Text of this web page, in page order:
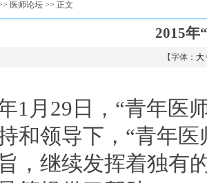
医师论坛 >> 正文
2015年
【字体： 大
1月29日，“青年医
和领导下，“青年
，继续发挥着独有